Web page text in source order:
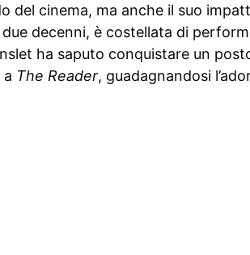
del cinema, ma anche il suo
decenni, è costellata di
ha saputo conquistare un
a The Reader, guadagnandosi